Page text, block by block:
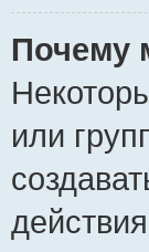
Почему
или